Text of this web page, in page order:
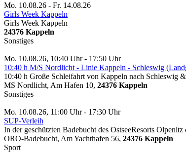
Mo. 10.08.26 - Fr. 14.08.26
Girls Week Kappeln
Girls Week Kappeln
24376 Kappeln
Sonstiges
Mo. 10.08.26, 10:40 Uhr - 17:50 Uhr
10:40 h M/S Nordlicht - Linie Kappeln - Schleswig
10:40 h Große Schleifahrt von Kappeln nach Schleswig
MS Nordlicht, Am Hafen 10, 24376 Kappeln
Sonstiges
Mo. 10.08.26, 11:00 Uhr - 17:30 Uhr
SUP-Verleih
In der geschützten Badebucht des OstseeResorts
ORO-Badebucht, Am Yachthafen 56, 24376 Kappeln
Sport